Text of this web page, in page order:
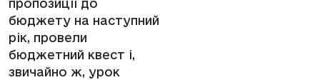
пропозиції до
бюджету на наступний
рік, провели
бюджетний квест і,
звичайно ж, урок